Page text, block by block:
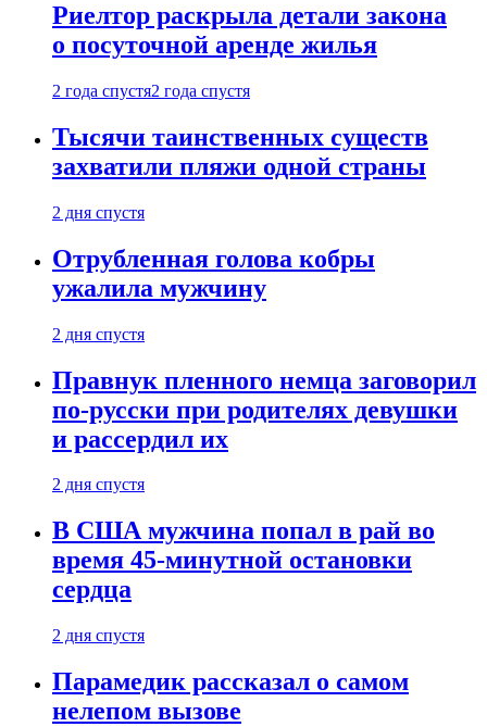
Риелтор раскрыла детали закона
о посуточной аренде жилья
2 года спустя2 года спустя
Тысячи таинственных существ
захватили пляжи одной страны
2 дня спустя
Отрубленная голова кобры
ужалила мужчину
2 дня спустя
Правнук пленного немца заговорил
по-русски при родителях девушки
и рассердил их
2 дня спустя
В США мужчина попал в рай во
время 45-минутной остановки
сердца
2 дня спустя
Парамедик рассказал о самом
нелепом вызове